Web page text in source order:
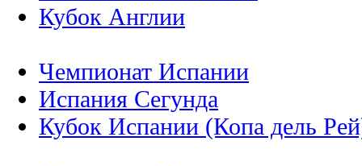
Кубок Англии
Чемпионат Испании
Испания Сегунда
Кубок Испании (Копа дель